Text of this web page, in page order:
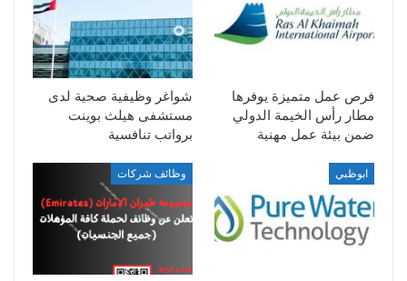
فرص عمل متميزة يوفرها
مطار رأس الخيمة الدولي
ضمن بيئة عمل مهنية
شواغر وظيفية صحية لدى
مستشفى هيلث بوينت
برواتب تنافسية
ابوظبي وظائف شركات